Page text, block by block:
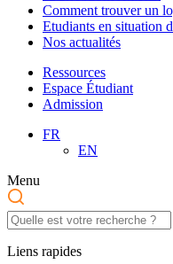
Comment trouver un
Etudiants en situation
Nos actualités
Ressources
Espace Étudiant
Admission
FR
EN
Menu
Liens rapides